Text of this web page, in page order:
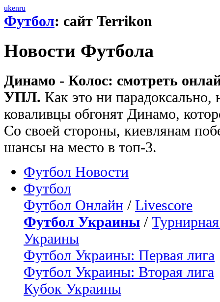
ukenru
Футбол: сайт Terrikon
Новости Футбола
Динамо - Колос: смотреть
УПЛ. Как это ни
коваливцы обгонят Динамо,
Со своей стороны, киевлянам
шансы на место в топ-3.
Футбол Новости
Футбол
Футбол Онлайн / Livescore
Футбол Украины /
Украины
Футбол Украины: Первая лига
Футбол Украины: Вторая лига
Кубок Украины